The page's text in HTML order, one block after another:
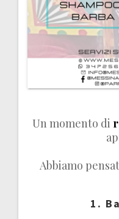
Un momento di
Abbiamo
1.